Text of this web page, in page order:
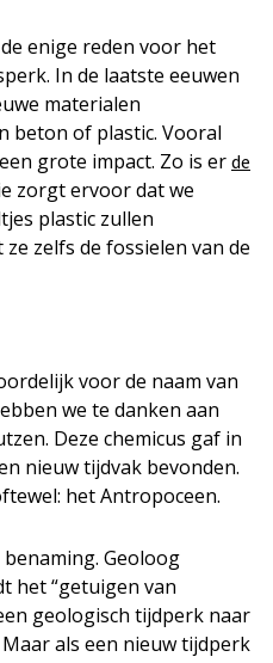
enige reden voor het
In de laatste eeuwen
materialen
beton of plastic. Vooral
grote impact. Zo is er de
zorgt ervoor dat we
plastic zullen
zelfs de fossielen van de
voor de naam van
we te danken aan
Deze chemicus gaf in
nieuw tijdvak bevonden.
het Antropoceen.
Geoloog
het “getuigen van
geologisch tijdperk naar
als een nieuw tijdperk